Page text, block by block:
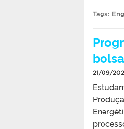
Tags:
21/09/